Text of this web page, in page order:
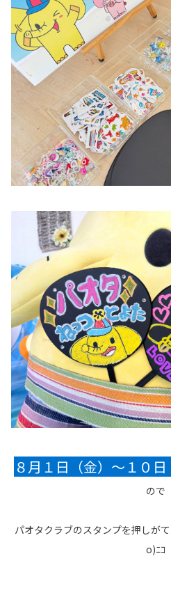
８月１日（金）～１０
ので
パオタクラブのスタンプを押しが
o)ﾆｺ